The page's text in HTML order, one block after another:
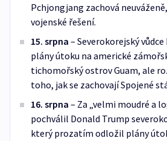
Pchjongjang zachová
vojenské řešení.
15. srpna – Severokorejský
plány útoku na americké
tichomořský ostrov Guam, ale
toho, jak se zachovají Spojené
16. srpna – Za „velmi moudré a
pochválil Donald Trump
který prozatím odložil plány